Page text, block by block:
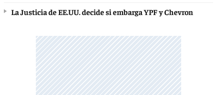
La Justicia de EE.UU. decide si embarga YPF y Chevron